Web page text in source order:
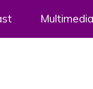
Multimedia